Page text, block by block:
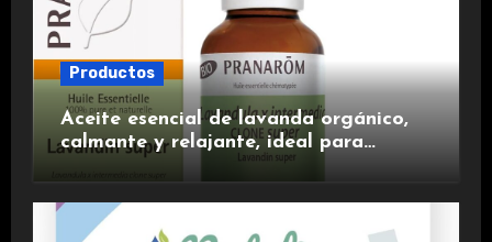
Productos
Aceite esencial de lavanda orgánico,
calmante y relajante, ideal para